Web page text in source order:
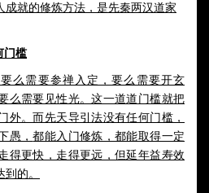
成就的修炼方法，是先秦两汉道家
门槛
么需要参禅入定，要么需要开玄
么需要见性光。这一道道门槛就把
外。而先天导引法没有任何门槛，
愚，都能入门修炼，都能取得一定
得更快，走得更远，但延年益寿效
的。